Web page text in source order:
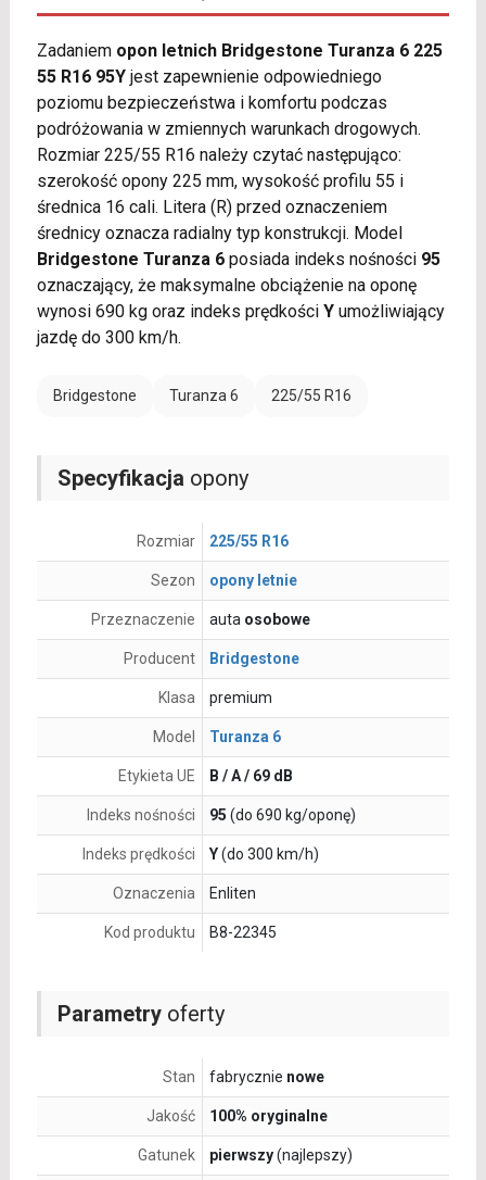
Zadaniem opon letnich Bridgestone Turanza 6 225
55 R16 95Yjest zapewnienie odpowiedniego
poziomu bezpieczeństwa i komfortu podczas
podróżowania w zmiennych warunkach drogowych.
Rozmiar 225/55 R16 należy czytać następująco:
szerokość opony 225 mm, wysokość profilu 55 i
średnica 16 cali. Litera (R) przed oznaczeniem
średnicy oznacza radialny typ konstrukcji. Model
Bridgestone Turanza 6posiada indeks nośności 95
oznaczający, że maksymalne obciążenie na oponę
wynosi 690 kg oraz indeks prędkości Yumożliwiający
jazdę do 300 km/h.
Bridgestone Turanza 6 225/55 R16
Parametryoferty
Stan fabrycznie nowe
Jakość 100% oryginalne
Gatunek pierwszy(najlepszy)
Specyfikacja opony
Rozmiar 225/55 R16
Sezon opony letnie
Przeznaczenie auta osobowe
Producent Bridgestone
Klasa premium
Model Turanza 6
Etykieta UE B / A / 69 dB
Indeks nośności 95 (do 690 kg/oponę)
Indeks prędkości Y(do 300 km/h)
Oznaczenia Enliten
Kod produktu B8-22345